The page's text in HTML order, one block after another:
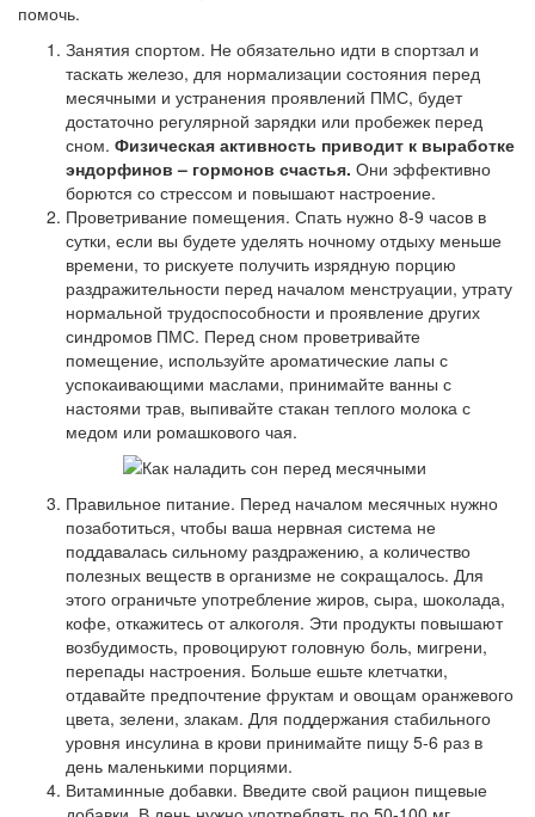
помочь.
Занятия спортом. Не обязательно идти в спортзал и
таскать железо, для нормализации состояния перед
месячными и устранения проявлений ПМС, будет
достаточно регулярной зарядки или пробежек перед
сном. Физическая активность приводит к выработке
эндорфинов – гормонов счастья. Они эффективно
борются со стрессом и повышают настроение.
Проветривание помещения. Спать нужно 8-9 часов в
сутки, если вы будете уделять ночному отдыху меньше
времени, то рискуете получить изрядную порцию
раздражительности перед началом менструации, утрату
нормальной трудоспособности и проявление других
синдромов ПМС. Перед сном проветривайте
помещение, используйте ароматические лапы с
успокаивающими маслами, принимайте ванны с
настоями трав, выпивайте стакан теплого молока с
медом или ромашкового чая.
Правильное питание. Перед началом месячных нужно
позаботиться, чтобы ваша нервная система не
поддавалась сильному раздражению, а количество
полезных веществ в организме не сокращалось. Для
этого ограничьте употребление жиров, сыра, шоколада,
кофе, откажитесь от алкоголя. Эти продукты повышают
возбудимость, провоцируют головную боль, мигрени,
перепады настроения. Больше ешьте клетчатки,
отдавайте предпочтение фруктам и овощам оранжевого
цвета, зелени, злакам. Для поддержания стабильного
уровня инсулина в крови принимайте пищу 5-6 раз в
день маленькими порциями.
Витаминные добавки. Введите свой рацион пищевые